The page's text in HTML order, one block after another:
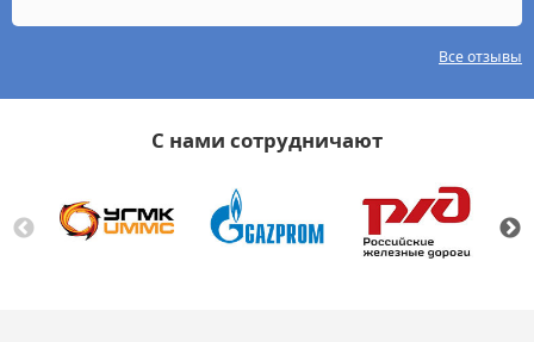
Все отзывы
С нами сотрудничают